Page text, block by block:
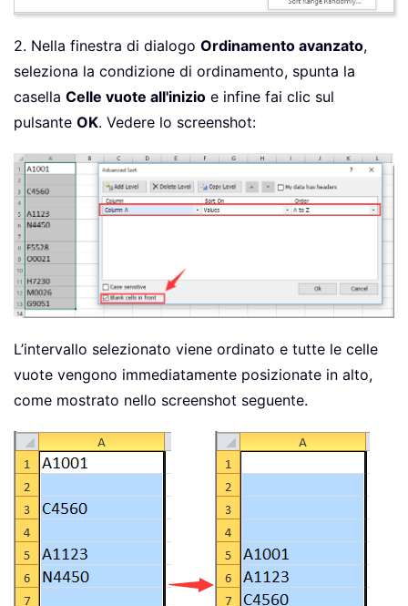
2. Nella finestra di dialogo Ordinamento avanzato,
seleziona la condizione di ordinamento, spunta la
casella Celle vuote all'inizio e infine fai clic sul
pulsante OK. Vedere lo screenshot:
L’intervallo selezionato viene ordinato e tutte le celle
vuote vengono immediatamente posizionate in alto,
come mostrato nello screenshot seguente.